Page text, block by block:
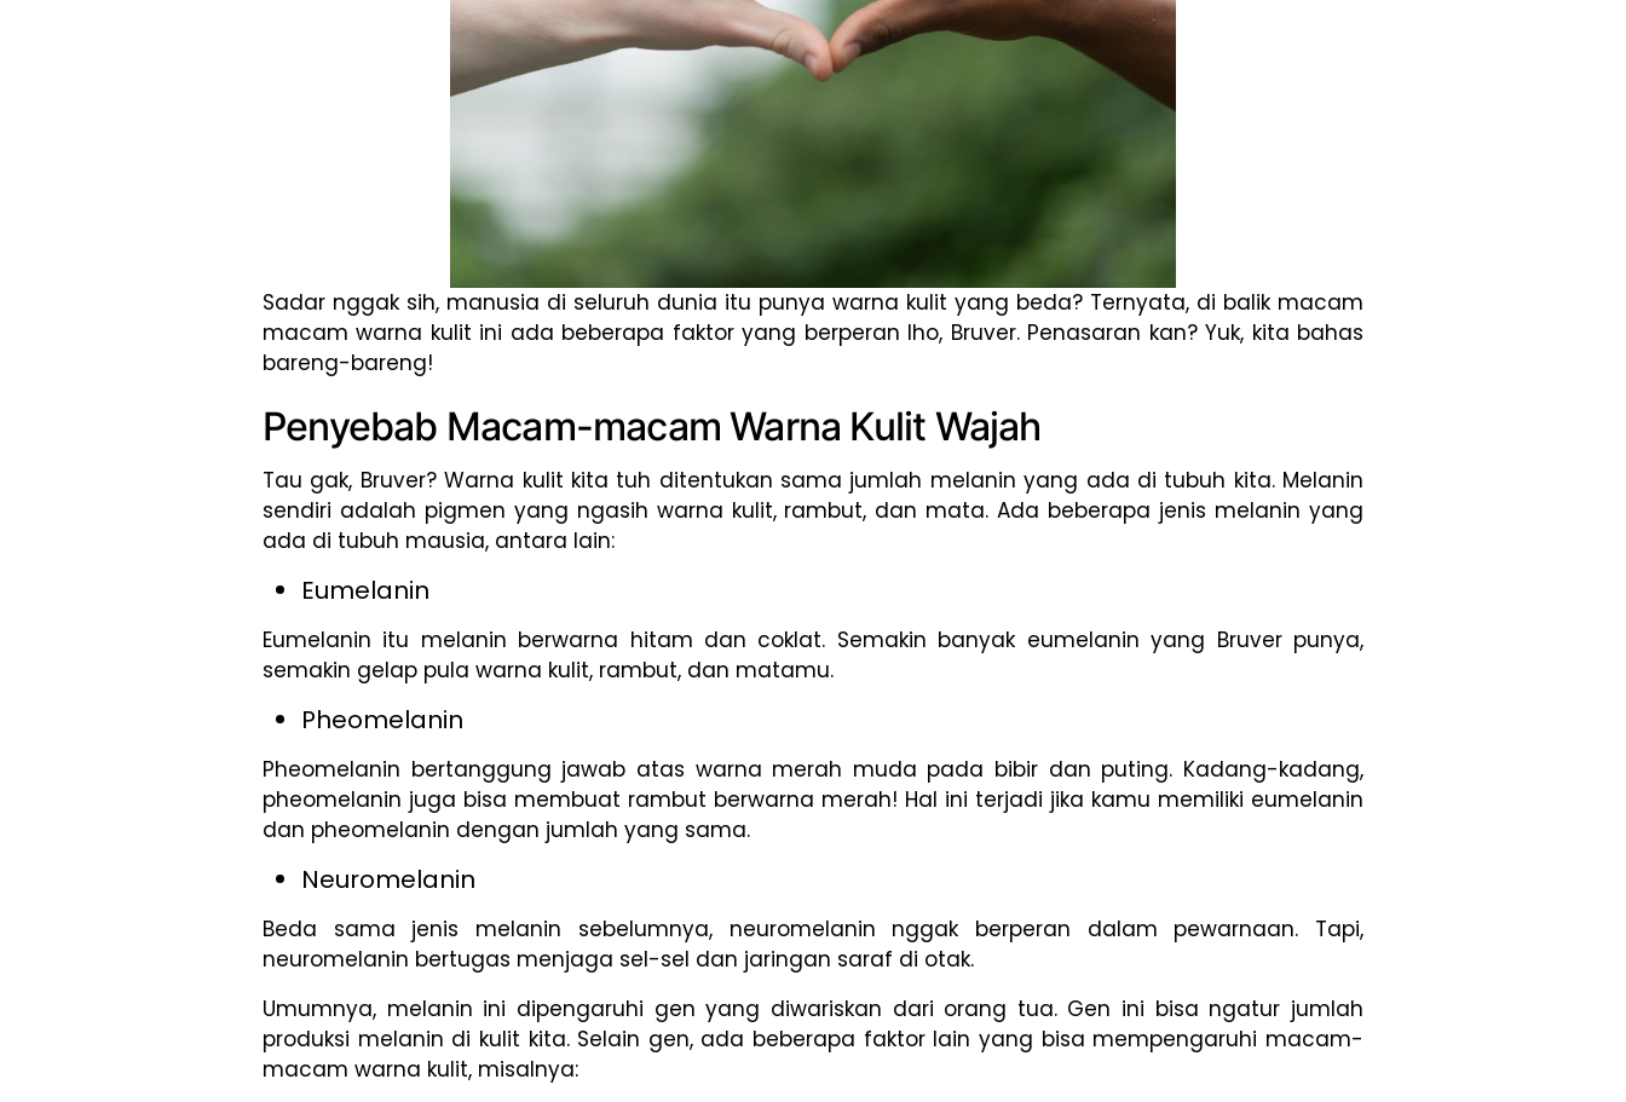
Sadar nggak sih, manusia di seluruh dunia itu punya warna kulit yang beda? Ternyata, di balik macam
macam warna kulit ini ada beberapa faktor yang berperan lho, Bruver. Penasaran kan? Yuk, kita bahas
bareng-bareng!
Penyebab Macam-macam Warna Kulit Wajah
Tau gak, Bruver? Warna kulit kita tuh ditentukan sama jumlah melanin yang ada di tubuh kita. Melanin
sendiri adalah pigmen yang ngasih warna kulit, rambut, dan mata. Ada beberapa jenis melanin yang
ada di tubuh mausia, antara lain:
Eumelanin
Eumelanin itu melanin berwarna hitam dan coklat. Semakin banyak eumelanin yang Bruver punya,
semakin gelap pula warna kulit, rambut, dan matamu.
Pheomelanin
Pheomelanin bertanggung jawab atas warna merah muda pada bibir dan puting. Kadang-kadang,
pheomelanin juga bisa membuat rambut berwarna merah! Hal ini terjadi jika kamu memiliki eumelanin
dan pheomelanin dengan jumlah yang sama.
Neuromelanin
Beda sama jenis melanin sebelumnya, neuromelanin nggak berperan dalam pewarnaan. Tapi,
neuromelanin bertugas menjaga sel-sel dan jaringan saraf di otak.
Umumnya, melanin ini dipengaruhi gen yang diwariskan dari orang tua. Gen ini bisa ngatur jumlah
produksi melanin di kulit kita. Selain gen, ada beberapa faktor lain yang bisa mempengaruhi macam-
macam warna kulit, misalnya: